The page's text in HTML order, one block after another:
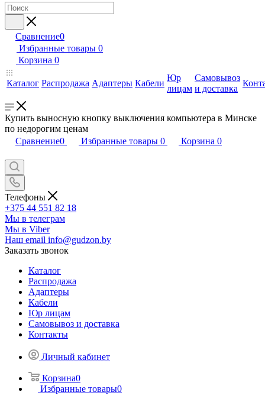
Сравнение0
Избранные товары 0
Корзина 0
Каталог Распродажа Адаптеры Кабели
Юр
лицам
Самовывоз
и доставка
Купить выносную кнопку выключения компьютера в Минске
по недорогим ценам
Сравнение0 Избранные товары 0 Корзина 0
Телефоны
+375 44 551 82 18
Мы в телеграм
Мы в Viber
Наш email info@gudzon.by
Заказать звонок
Каталог
Распродажа
Адаптеры
Кабели
Юр лицам
Самовывоз и доставка
Контакты
Личный кабинет
Корзина0
Избранные товары0